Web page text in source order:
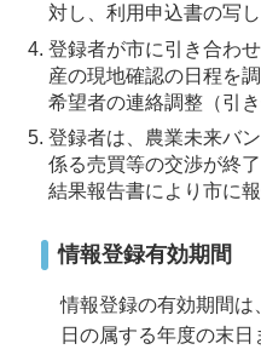
対し、利用申込書の写
登録者が市に引き合わ
産の現地確認の日程を
希望者の連絡調整（引
登録者は、農業未来バ
係る売買等の交渉が終
結果報告書により市に報
情報登録有効期間
情報登録の有効期間は
日の属する年度の末日